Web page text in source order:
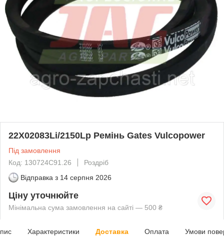
22X02083Li/2150Lp Ремінь Gates Vulcopower
Під замовлення
Код: 130724C91.26
Роздріб
Відправка з 14 серпня 2026
Ціну уточнюйте
Мінімальна сума замовлення на сайті — 500 ₴
Характеристики Доставка Оплата Умови